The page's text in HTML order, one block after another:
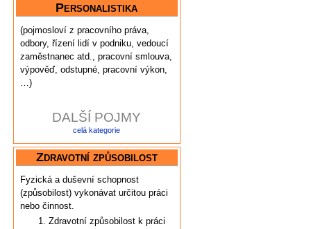
Personalistika
(pojmosloví z pracovního práva,
odbory, řízení lidí v podniku, vedoucí
zaměstnanec atd., pracovní smlouva,
výpověď, odstupné, pracovní výkon,
…)
DALŠÍ POJMY
celá kategorie
Zdravotní způsobilost
Fyzická a duševní schopnost
(způsobilost) vykonávat určitou práci
nebo činnost.
Zdravotní způsobilost k práci